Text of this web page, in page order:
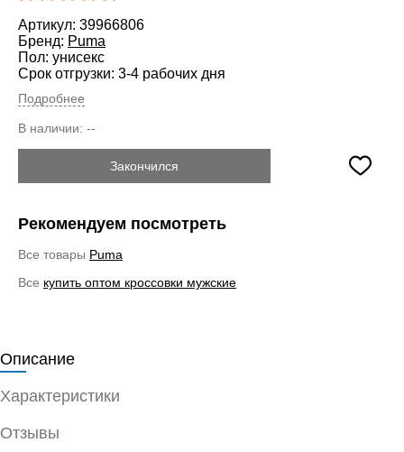
Артикул: 39966806
Бренд: Puma
Пол: унисекс
Срок отгрузки: 3-4 рабочих дня
Подробнее
В наличии: --
Закончился
Рекомендуем посмотреть
Все товары Puma
Все купить оптом кроссовки мужские
Описание
Характеристики
Отзывы